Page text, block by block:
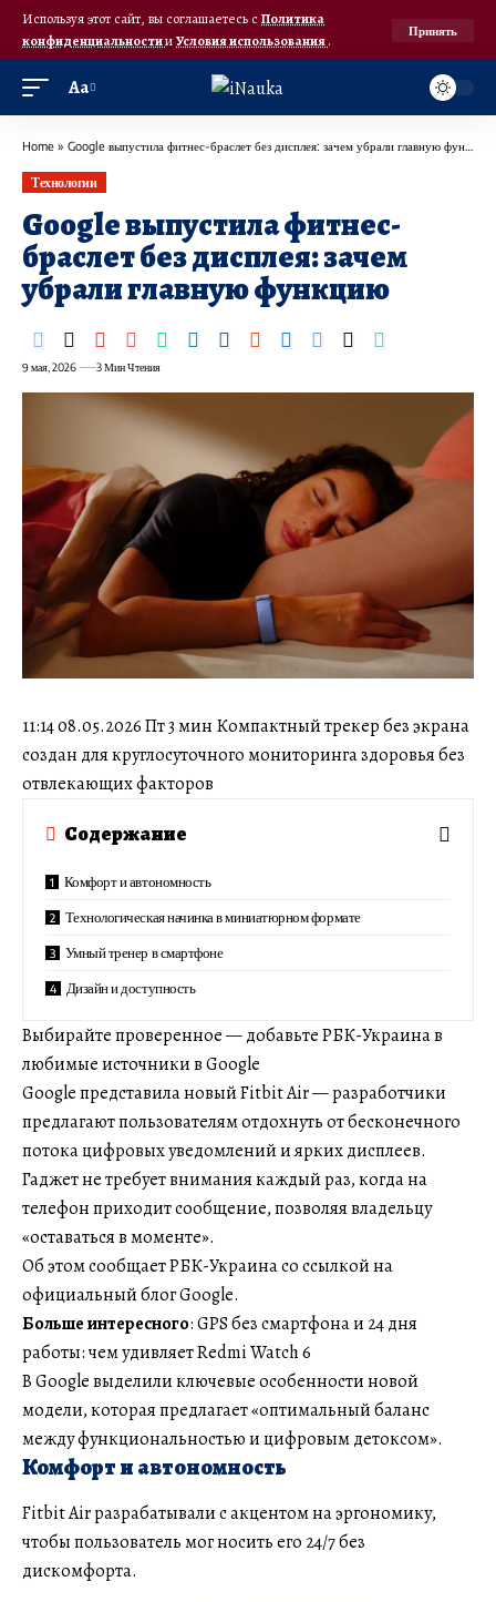
Используя этот сайт, вы соглашаетесь с Политика
конфиденциальностииУсловия использования.
Принять
Аа
Home » Google выпустила фитнес-браслет без дисплея: зачем убрали главную функцию
Технологии
Google выпустила фитнес-
браслет без дисплея: зачем
убрали главную функцию
9 мая, 2026 3 Мин Чтения
11:14 08.05.2026 Пт 3 мин Компактный трекер без экрана
создан для круглосуточного мониторинга здоровья без
отвлекающих факторов
Содержание
Комфорт и автономность
Технологическая начинка в миниатюрном формате
Умный тренер в смартфоне
Дизайн и доступность
Выбирайте проверенное — добавьте РБК-Украина в
любимые источники в Google
Google представила новый Fitbit Air — разработчики
предлагают пользователям отдохнуть от бесконечного
потока цифровых уведомлений и ярких дисплеев.
Гаджет не требует внимания каждый раз, когда на
телефон приходит сообщение, позволяя владельцу
«оставаться в моменте».
Об этом сообщает РБК-Украина со ссылкой на
официальный блог Google.
Больше интересного: GPS без смартфона и 24 дня
работы: чем удивляет Redmi Watch 6
В Google выделили ключевые особенности новой
модели, которая предлагает «оптимальный баланс
между функциональностью и цифровым детоксом».
Комфорт и автономность
Fitbit Air разрабатывали с акцентом на эргономику,
чтобы пользователь мог носить его 24/7 без
дискомфорта.